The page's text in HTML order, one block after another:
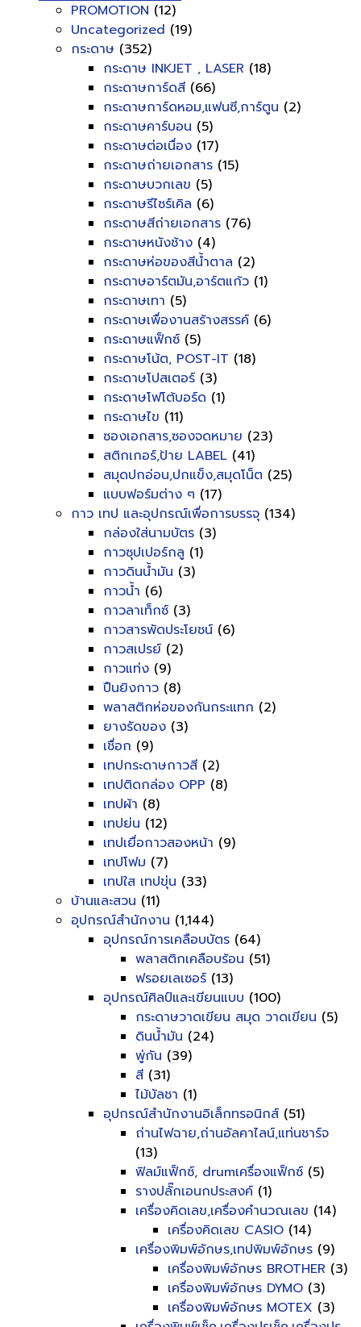
PROMOTION (12)
Uncategorized (19)
กระดาษ (352)
กระดาษ INKJET , LASER (18)
กระดาษการ์ดสี (66)
กระดาษการ์ดหอม,แฟนซี,การ์ตูน (2)
กระดาษคาร์บอน (5)
กระดาษต่อเนื่อง (17)
กระดาษถ่ายเอกสาร (15)
กระดาษบวกเลข (5)
กระดาษรีไซร์เคิล (6)
กระดาษสีถ่ายเอกสาร (76)
กระดาษหนังช้าง (4)
กระดาษห่อของสีน้ำตาล (2)
กระดาษอาร์ตมัน,อาร์ตแก้ว (1)
กระดาษเทา (5)
กระดาษเพื่องานสร้างสรรค์ (6)
กระดาษแฟ็กซ์ (5)
กระดาษโน้ต, POST-IT (18)
กระดาษโปสเตอร์ (3)
กระดาษโฟโต้บอร์ด (1)
กระดาษไข (11)
ซองเอกสาร,ซองจดหมาย (23)
สติกเกอร์,ป้าย LABEL (41)
สมุดปกอ่อน,ปกแข็ง,สมุดโน็ต (25)
แบบฟอร์มต่าง ๆ (17)
กาว เทป และอุปกรณ์เพื่อการบรรจุ (134)
กล่องใส่นามบัตร (3)
กาวซุปเปอร์กลู (1)
กาวดินน้ำมัน (3)
กาวน้ำ (6)
กาวลาเท็กซ์ (3)
กาวสารพัดประโยชน์ (6)
กาวสเปรย์ (2)
กาวแท่ง (9)
ปืนยิงกาว (8)
พลาสติกห่อของกันกระแทก (2)
ยางรัดของ (3)
เชื่อก (9)
เทปกระดาษกาวสี (2)
เทปติดกล่อง OPP (8)
เทปผ้า (8)
เทปย่น (12)
เทปเยื่อกาวสองหน้า (9)
เทปโฟม (7)
เทปใส เทปขุ่น (33)
บ้านและสวน (11)
อุปกรณ์สำนักงาน (1,144)
อุปกรณ์การเคลือบบัตร (64)
พลาสติกเคลือบร้อน (51)
ฟรอยเลเซอร์ (13)
อุปกรณ์ศิลป์และเขียนแบบ (100)
กระดาษวาดเขียน สมุด วาดเขียน (5)
ดินน้ำมัน (24)
พู่กัน (39)
สี (31)
ไม้บัลชา (1)
อุปกรณ์สำนักงานอิเล็กทรอนิกส์ (51)
ถ่านไฟฉาย,ถ่านอัลคาไลน์,แท่นชาร์จ
(13)
ฟิลม์แฟ็กซ์, drumเครื่องแฟ็กซ์ (5)
รางปลั๊กเอนกประสงค์ (1)
เครื่องคิดเลข,เครื่องคำนวณเลข (14)
เครื่องคิดเลข CASIO (14)
เครื่องพิมพ์อักษร,เทปพิมพ์อักษร (9)
เครื่องพิมพ์อักษร BROTHER (3)
เครื่องพิมพ์อักษร DYMO (3)
เครื่องพิมพ์อักษร MOTEX (3)